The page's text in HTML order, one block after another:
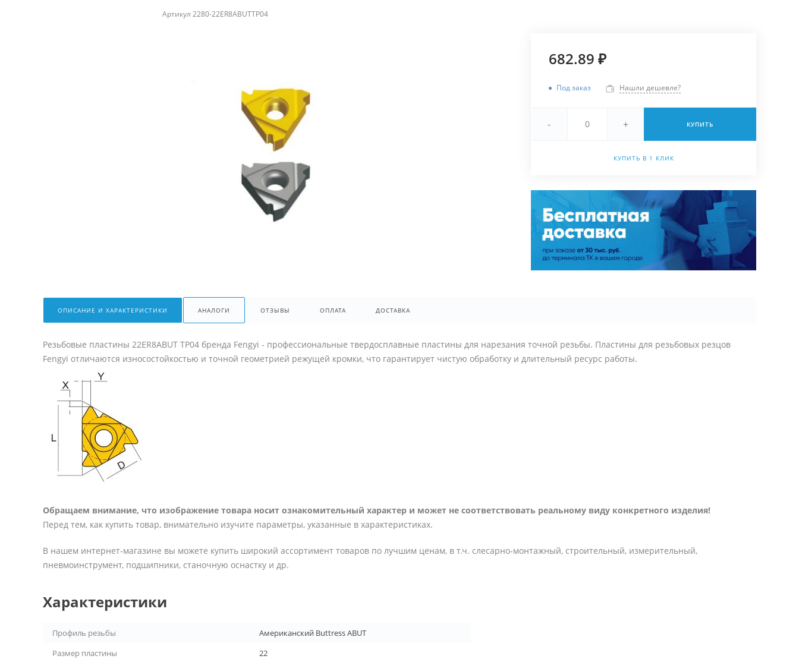
Артикул 2280-22ER8ABUTTP04
682.89 ₽
Под заказ Нашли дешевле?
- + КУПИТЬ
КУПИТЬ В 1 КЛИК
ОПИСАНИЕ И ХАРАКТЕРИСТИКИ АНАЛОГИ ОТЗЫВЫ ОПЛАТА ДОСТАВКА
Резьбовые пластины 22ER8ABUT TP04 бренда Fengyi - профессиональные твердосплавные пластины для нарезания точной резьбы. Пластины для резьбовых резцов
Fengyi отличаются износостойкостью и точной геометрией режущей кромки, что гарантирует чистую обработку и длительный ресурс работы.
Обращаем внимание, что изображение товара носит ознакомительный характер и может не соответствовать реальному виду конкретного изделия!
Перед тем, как купить товар, внимательно изучите параметры, указанные в характеристиках.
В нашем интернет-магазине вы можете купить широкий ассортимент товаров по лучшим ценам, в т.ч. слесарно-монтажный, строительный, измерительный,
пневмоинструмент, подшипники, станочную оснастку и др.
Характеристики
Профиль резьбы
Американский Buttress ABUT
Размер пластины
22